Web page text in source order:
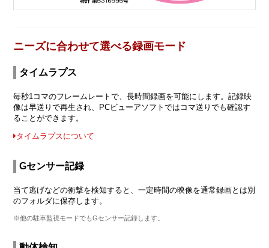
ニーズに合わせて選べる録画モード
タイムラプス
毎秒1コマのフレームレートで、長時間録画を可能にします。記録映
像は早送りで再生され、PCビューアソフトではコマ送りでも確認す
ることができます。
タイムラプスについて
Gセンサー記録
当て逃げなどの衝撃を検知すると、一定時間の映像を通常録画とは別
のフォルダに保存します。
※他の駐車監視モードでもGセンサー記録します。